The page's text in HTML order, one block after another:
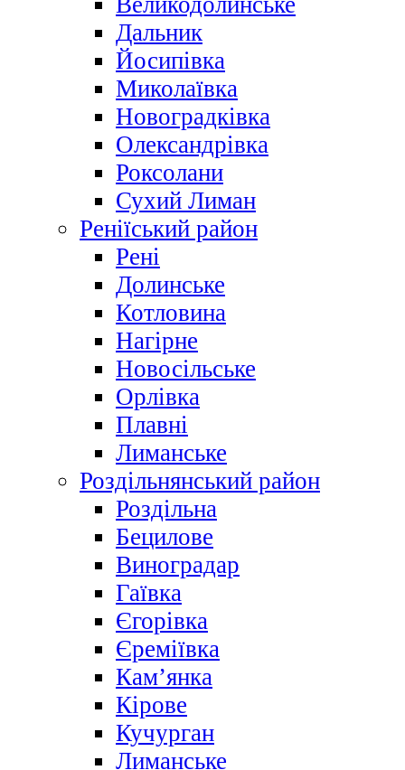
Дальник
Йосипівка
Миколаївка
Новоградківка
Олександрівка
Роксолани
Сухий Лиман
Реніїський район
Рені
Долинське
Котловина
Нагірне
Новосільське
Орлівка
Плавні
Лиманське
Роздільнянський район
Роздільна
Бецилове
Виноградар
Гаївка
Єгорівка
Єреміївка
Кам’янка
Кірове
Кучурган
Лиманське